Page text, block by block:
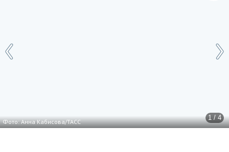
1 / 4
Фото: Анна Кабисова/ТАСС